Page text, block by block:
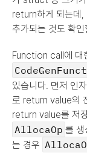
return하게 되는데
추가되는 것도 확인
있습니다. 먼저 인
로 return value의
AllocaOp 를 생
는 경우